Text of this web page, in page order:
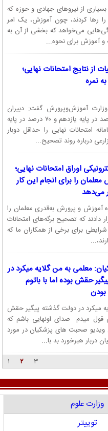
از نیروهای جهادی و حوزه‌ که
رها کردند، چون آموزش، یک امر
می‌خواهد که بخشی از آن به
و آموزش برای نحوه...
از نتایج امتحانات نهایی؛
نمره
آموزش‌وپرورش گفت: دبیران
مرتبط حدود ۴۵ درصد در پایه دهم، ۴۰ درصد در پایه یازدهم و ۷۰ درصد در پایه
امتحانات نهایی را حداقل دوبار
درباره روند تصحیح...
اوراق امتحانات نهایی؛
را برای انجام این کار
می‌دهد
آموزش و پرورش به‌قدری معلمان را
دادند که تصحیح برگه‌های امتحانات
برای برخی از همکاران ما که
معلمی به من گلایه میکرد در
حقش بوده اما با باتوم
بودن
میکرد در دولت گذشته پیگیر حقش
قول میدم صدای اونهایی باشم که
صحبت های پزشکیان در مورد
دربار هبرخورد بد با...
۱
۲ ۳
وزارت علوم
توییتر